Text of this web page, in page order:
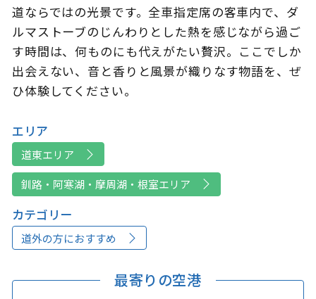
道ならではの光景です。全車指定席の客車内で、ダ
ルマストーブのじんわりとした熱を感じながら過ご
す時間は、何ものにも代えがたい贅沢。ここでしか
出会えない、音と香りと風景が織りなす物語を、ぜ
ひ体験してください。
エリア
道東エリア
釧路・阿寒湖・摩周湖・根室エリア
カテゴリー
道外の方におすすめ
最寄りの空港